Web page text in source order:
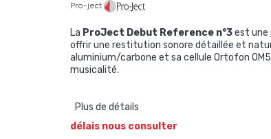
Pro-ject
La ProJect Debut Reference n°3est une
offrir une restitution sonore détaillée et
aluminium/carbone et sa cellule Ortofon
musicalité.
Plus de détails
délais nous consulter